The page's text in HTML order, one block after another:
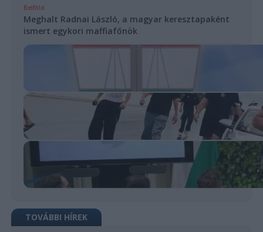
Belföld
Meghalt Radnai László, a magyar keresztapaként
ismert egykori maffiafőnök
TOVÁBBI HÍREK